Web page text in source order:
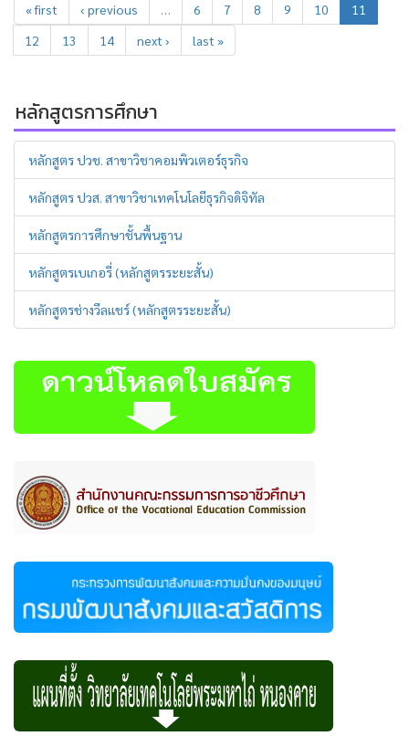
« first ‹ previous … 6 7 8 9 10
11
12
13 14 next › last »
หลักสูตรการศึกษา
หลักสูตร ปวช. สาขาวิชาคอมพิวเตอร์ธุรกิจ
หลักสูตร ปวส. สาขาวิชาเทคโนโลยีธุรกิจดิจิทัล
หลักสูตรการศึกษาชั้นพื้นฐาน
หลักสูตรเบเกอรี่ (หลักสูตรระยะสั้น)
หลักสูตรช่างวีลแชร์ (หลักสูตรระยะสั้น)